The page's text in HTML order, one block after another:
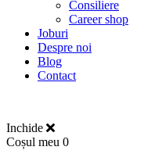
Consiliere
Career shop
Joburi
Despre noi
Blog
Contact
Inchide
Coșul meu 0